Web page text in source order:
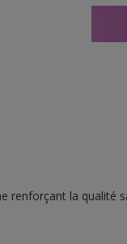
renforçant la qualité